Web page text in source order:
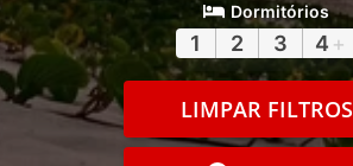
Dormitórios
1 2 3 4 +
LIMPAR FILTROS